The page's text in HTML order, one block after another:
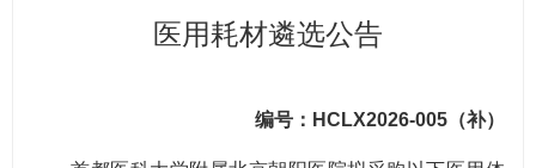
医用耗材遴选公告
编号：HCLX2026-005（补）